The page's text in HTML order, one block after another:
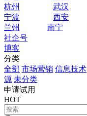
杭州
武汉
宁波
西安
兰州
南宁
社企号
博客
分类
全部 市场营销 信息技术
源 未分类
申请试用
HOT